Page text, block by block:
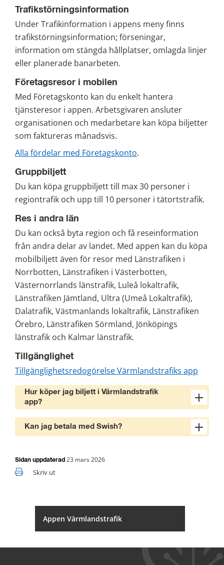
Appen Värmlandstrafik
Trafikstörningsinformation
Under Trafikinformation i appens meny finns
trafikstörningsinformation; förseningar,
information om stängda hållplatser, omlagda linjer
eller planerade banarbeten.
Företagsresor i mobilen
Med Företagskonto kan du enkelt hantera
tjänsteresor i appen. Arbetsgivaren ansluter
organisationen och medarbetare kan köpa biljetter
som faktureras månadsvis.
Alla fördelar med Företagskonto.
Gruppbiljett
Du kan köpa gruppbiljett till max 30 personer i
regiontrafik och upp till 10 personer i tätortstrafik.
Res i andra län
Du kan också byta region och få reseinformation
från andra delar av landet. Med appen kan du köpa
mobilbiljett även för resor med Länstrafiken i
Norrbotten, Länstrafiken i Västerbotten,
Västernorrlands länstrafik, Luleå lokaltrafik,
Länstrafiken Jämtland, Ultra (Umeå Lokaltrafik),
Dalatrafik, Västmanlands lokaltrafik, Länstrafiken
Örebro, Länstrafiken Sörmland, Jönköpings
länstrafik och Kalmar länstrafik.
Tillgänglighet
Tillgänglighetsredogörelse Värmlandstrafiks app
Hur köper jag biljett i Värmlandstrafik
app?
Kan jag betala med Swish?
Sidan uppdaterad 23 mars 2026
Skriv ut